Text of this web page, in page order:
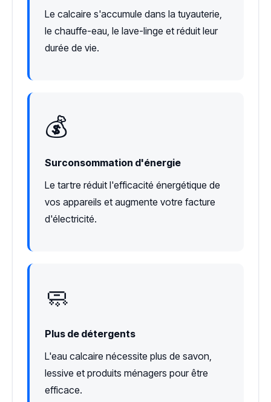
Le calcaire s'accumule dans la tuyauterie,
le chauffe-eau, le lave-linge et réduit leur
durée de vie.
💰
Surconsommation d'énergie
Le tartre réduit l'efficacité énergétique de
vos appareils et augmente votre facture
d'électricité.
🧼
Plus de détergents
L'eau calcaire nécessite plus de savon,
lessive et produits ménagers pour être
efficace.